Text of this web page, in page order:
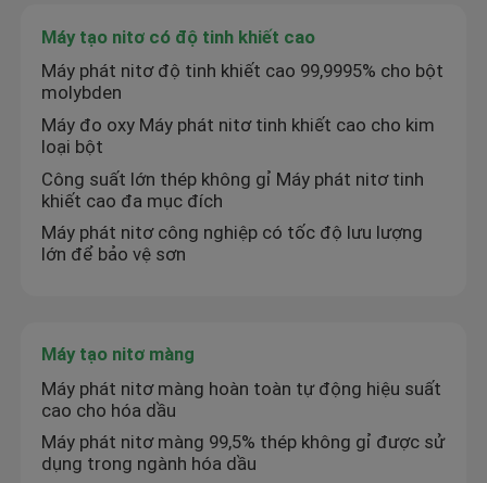
Máy tạo nitơ có độ tinh khiết cao
Máy phát nitơ độ tinh khiết cao 99,9995% cho bột
molybden
Máy đo oxy Máy phát nitơ tinh khiết cao cho kim
loại bột
Công suất lớn thép không gỉ Máy phát nitơ tinh
khiết cao đa mục đích
Máy phát nitơ công nghiệp có tốc độ lưu lượng
lớn để bảo vệ sơn
Máy tạo nitơ màng
Máy phát nitơ màng hoàn toàn tự động hiệu suất
cao cho hóa dầu
Máy phát nitơ màng 99,5% thép không gỉ được sử
dụng trong ngành hóa dầu